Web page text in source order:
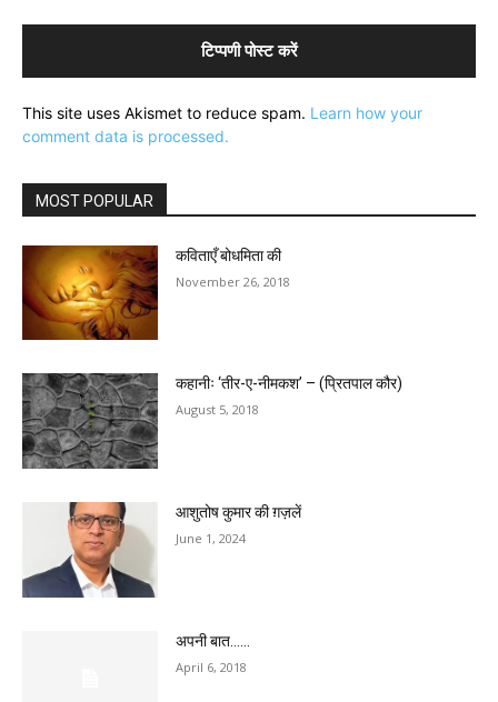
This site uses Akismet to reduce spam. Learn how your
comment data is processed.
MOST POPULAR
कविताएँ बोधमिता की
November 26, 2018
कहानीः ‘तीर-ए-नीमकश’ – (प्रितपाल कौर)
August 5, 2018
आशुतोष कुमार की ग़ज़लें
June 1, 2024
अपनी बात……
April 6, 2018